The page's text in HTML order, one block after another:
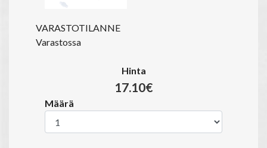
VARASTOTILANNE
Varastossa
Hinta
17.10€
Määrä